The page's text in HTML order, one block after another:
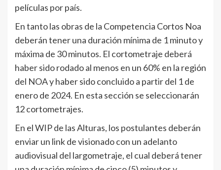
películas por país.
En tanto las obras de la Competencia Cortos Noa
deberán tener una duración mínima de 1 minuto y
máxima de 30 minutos. El cortometraje deberá
haber sido rodado al menos en un 60% en la región
del NOA y haber sido concluido a partir del 1 de
enero de 2024. En esta sección se seleccionarán
12 cortometrajes.
En el WIP de las Alturas, los postulantes deberán
enviar un link de visionado con un adelanto
audiovisual del largometraje, el cual deberá tener